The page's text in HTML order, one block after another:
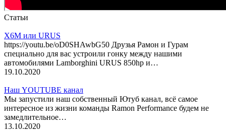
Статьи
X6M или URUS
https://youtu.be/oD0SHAwbG50 Друзья Рамон и Гурам
специально для вас устроили гонку между нашими
автомобилями Lamborghini URUS 850hp и…
19.10.2020
Наш YOUTUBE канал
Мы запустили наш собственный Ютуб канал, всё самое
интересное из жизни команды Ramon Performance будем не
замедлительное…
13.10.2020